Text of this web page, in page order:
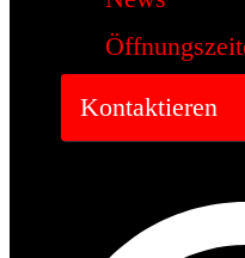
Kontaktieren